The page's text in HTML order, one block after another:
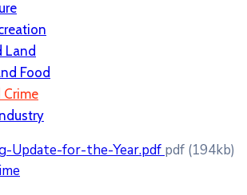
Land
Food
Crime
Update-for-the-Year.pdf pdf (194kb)